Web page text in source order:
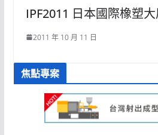
IPF2011 日本國際橡塑
2011 年 10 月 11 日
焦點專案